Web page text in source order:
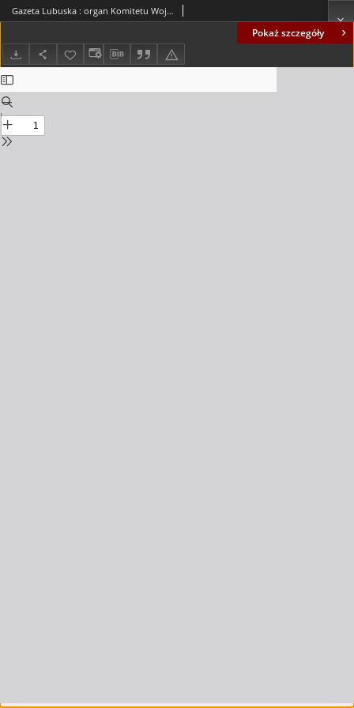
Pokaż szczegóły
Gazeta Lubuska : organ Komitetu Wojewódzkiego Polskiej Zjednoczonej Partii Robotniczej R. II Nr 205 (31 lipca 1949). - Wyd. ABC